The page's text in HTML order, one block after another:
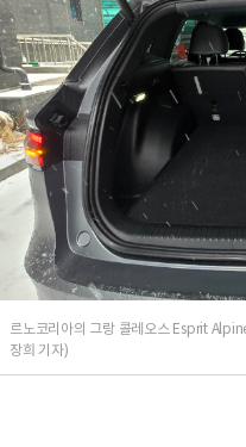
르노코리아의 그랑 콜레오스 Esprit
장희 기자)